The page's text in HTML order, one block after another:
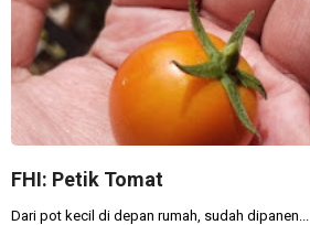
FHI: Petik Tomat
Dari pot kecil di depan rumah, sudah dipanen...